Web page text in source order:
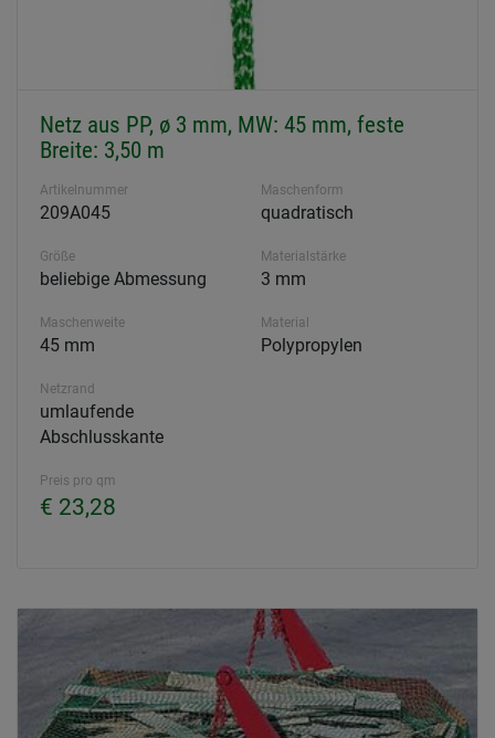
Netz aus PP, ø 3 mm, MW: 45 mm, feste
Breite: 3,50 m
Artikelnummer
209A045
Maschenform
quadratisch
Größe
beliebige Abmessung
Materialstärke
3 mm
Maschenweite
45 mm
Material
Polypropylen
Netzrand
umlaufende
Abschlusskante
Preis pro qm
€ 23,28